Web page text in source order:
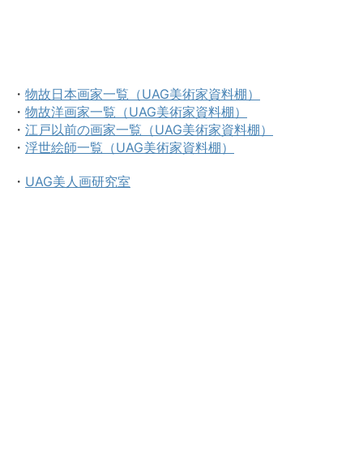
・ 物故日本画家一覧（UAG美術家資料棚）
・ 物故洋画家一覧（UAG美術家資料棚）
・ 江戸以前の画家一覧（UAG美術家資料棚）
・ 浮世絵師一覧（UAG美術家資料棚）
・ UAG美人画研究室